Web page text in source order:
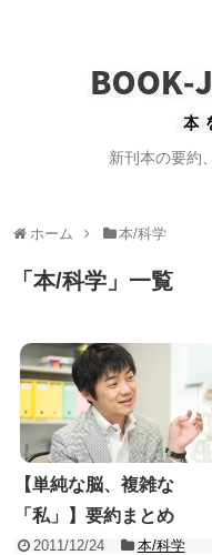
新刊本の要約
ホーム 本/科学
「 本/科学 」 一覧
【単純な脳、複雑な
「私」】要約まとめ
2011/12/24 本/科学